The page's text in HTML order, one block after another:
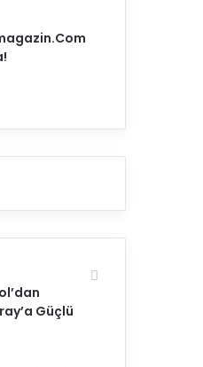
Güçlü